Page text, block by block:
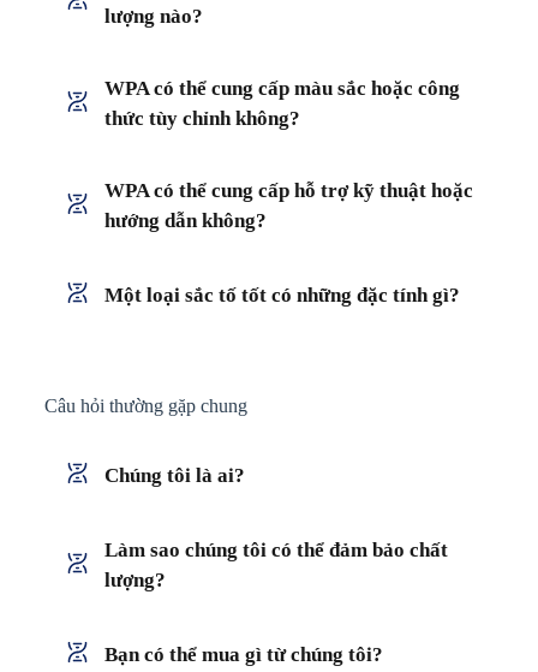
lượng nào?
WPA có thể cung cấp màu sắc hoặc công
thức tùy chỉnh không?
WPA có thể cung cấp hỗ trợ kỹ thuật hoặc
hướng dẫn không?
Một loại sắc tố tốt có những đặc tính gì?
Câu hỏi thường gặp chung
Chúng tôi là ai?
Làm sao chúng tôi có thể đảm bảo chất
lượng?
Bạn có thể mua gì từ chúng tôi?